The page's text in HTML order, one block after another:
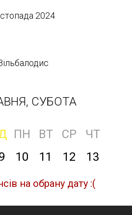
2024
СУБОТА
ПН ВТ СР
ЧТ
10 11 12 13
на обрану дату :(